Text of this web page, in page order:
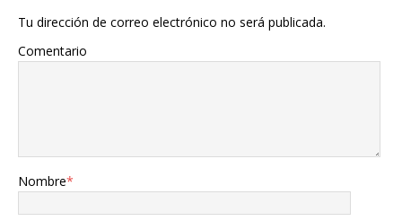
Tu dirección de correo electrónico no será publicada.
Comentario
Nombre*